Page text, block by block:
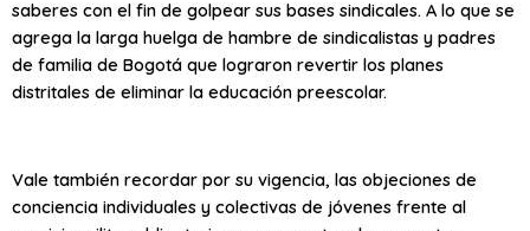
saberes con el fin de golpear sus bases sindicales. A lo que se
agrega la larga huelga de hambre de sindicalistas y padres
de familia de Bogotá que lograron revertir los planes
distritales de eliminar la educación preescolar.
Vale también recordar por su vigencia, las objeciones de
conciencia individuales y colectivas de jóvenes frente al